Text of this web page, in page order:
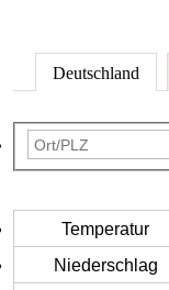
Deutschland
Temperatur
Niederschlag